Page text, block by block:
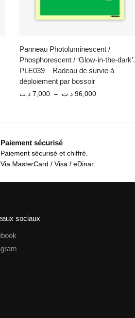
Panneau Photoluminescent /
Phosphorescent / ‘Glow-in-the-dark’.
PLE039 – Radeau de survie à
déploiement par bossoir
7,000 د.ت – 96,000 د.ت
Paiement sécurisé
Paiement sécurisé et chiffré.
Via MasterCard / Visa / eDinar.
sociaux